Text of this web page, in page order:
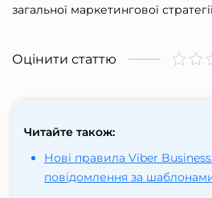
загальної маркетингової
Оцінити статтю
Читайте також:
Нові правила Viber
повідомлення за